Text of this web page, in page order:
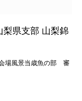
県支部 山梨錦
場風景当歳魚の部 審